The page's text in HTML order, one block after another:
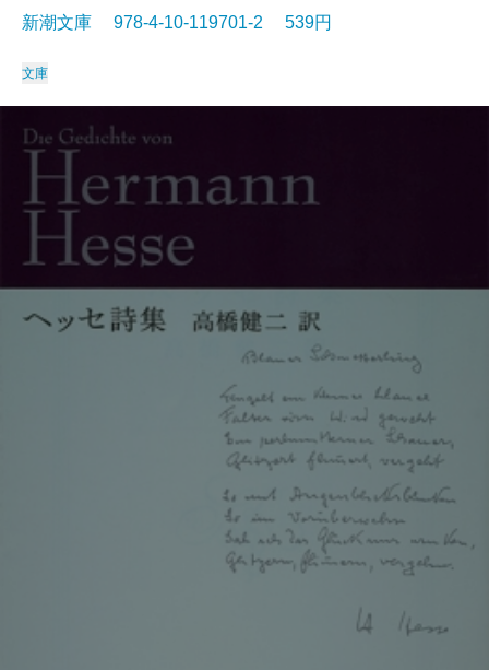
新潮文庫 978-4-10-119701-2 539円
文庫